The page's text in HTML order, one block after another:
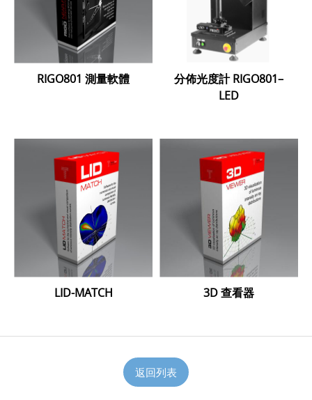
RIGO801 測量軟體
分佈光度計 RIGO801–
LED
LID-MATCH 3D 查看器
返回列表